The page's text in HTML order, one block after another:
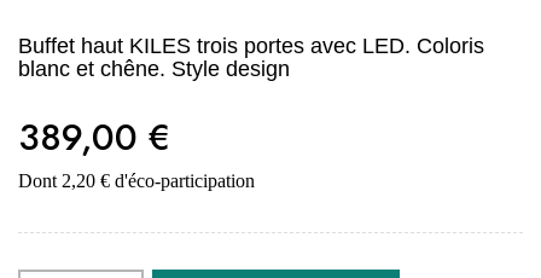
Buffet haut KILES trois portes avec LED. Coloris
blanc et chêne. Style design
389,00 €
Dont 2,20 € d'éco-participation